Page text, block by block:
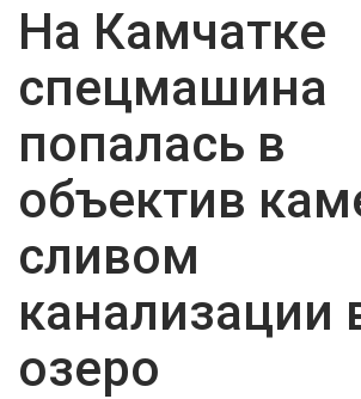
На Камчатке
спецмашина
попалась в
объектив
сливом
канализации
озеро